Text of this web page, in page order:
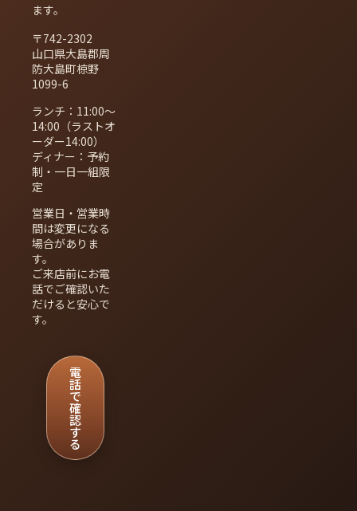
ます。
〒742-2302
山口県大島郡周
防大島町椋野
1099-6
ランチ：11:00〜
14:00（ラストオ
ーダー14:00）
ディナー：予約
制・一日一組限
定
営業日・営業時
間は変更になる
場合がありま
す。
ご来店前にお電
話でご確認いた
だけると安心で
す。
電
話
で
確
認
す
る